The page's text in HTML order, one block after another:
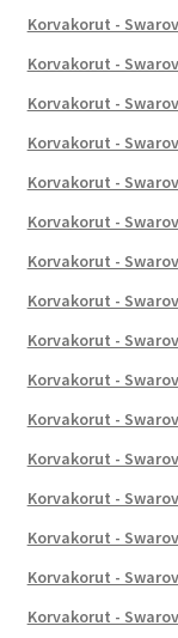
Korvakorut -
Korvakorut -
Korvakorut -
Korvakorut -
Korvakorut -
Korvakorut -
Korvakorut -
Korvakorut -
Korvakorut -
Korvakorut -
Korvakorut -
Korvakorut -
Korvakorut -
Korvakorut -
Korvakorut -
Korvakorut -